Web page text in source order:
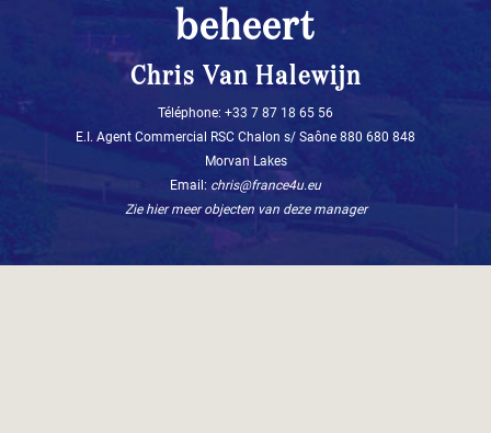
beheert
Chris Van Halewijn
Téléphone: ‭+33 7 87 18 65 56‬
E.I. Agent Commercial RSC Chalon s/ Saône 880 680 848
Morvan Lakes
Email: chris@france4u.eu
Zie hier meer objecten van deze manager